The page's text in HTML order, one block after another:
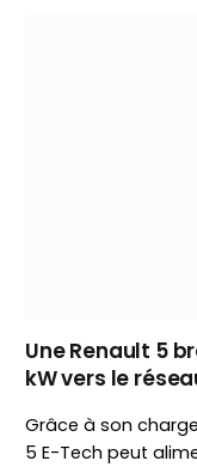
Une Renault 5
kW vers le
Grâce à son
5 E-Tech peut